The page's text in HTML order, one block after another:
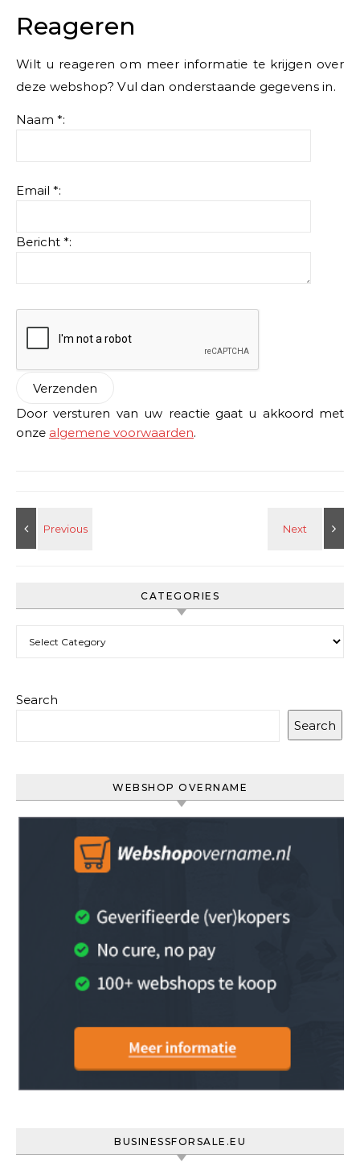
Reageren
Wilt u reageren om meer informatie te krijgen over
deze webshop? Vul dan onderstaande gegevens in.
Naam *:
Email *:
Bericht *:
Door versturen van uw reactie gaat u akkoord met
onze algemene voorwaarden.
CATEGORIES
Search
Search
WEBSHOP OVERNAME
BUSINESSFORSALE.EU